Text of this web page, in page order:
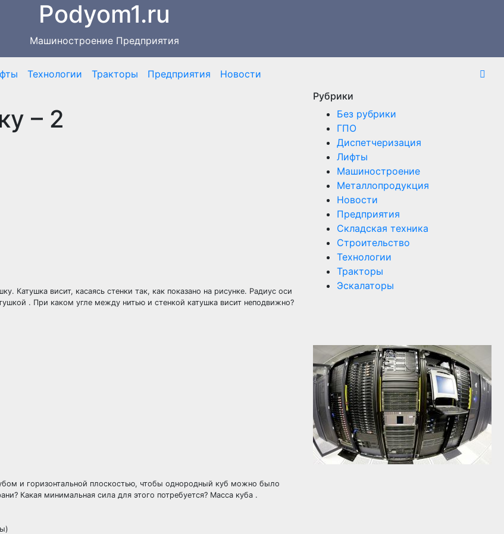
Podyom1.ru
Машиностроение Предприятия
Технологии Тракторы Предприятия
Новости
– 2
Катушка висит, касаясь стенки так, как показано на рисунке. Радиус оси
. При каком угле между нитью и стенкой катушка висит неподвижно?
и горизонтальной плоскостью, чтобы однородный куб можно было
Какая минимальная сила для этого потребуется? Масса куба .
Рубрики
Без рубрики
ГПО
Диспетчеризация
Лифты
Машиностроение
Металлопродукция
Новости
Предприятия
Складская техника
Строительство
Технологии
Тракторы
Эскалаторы